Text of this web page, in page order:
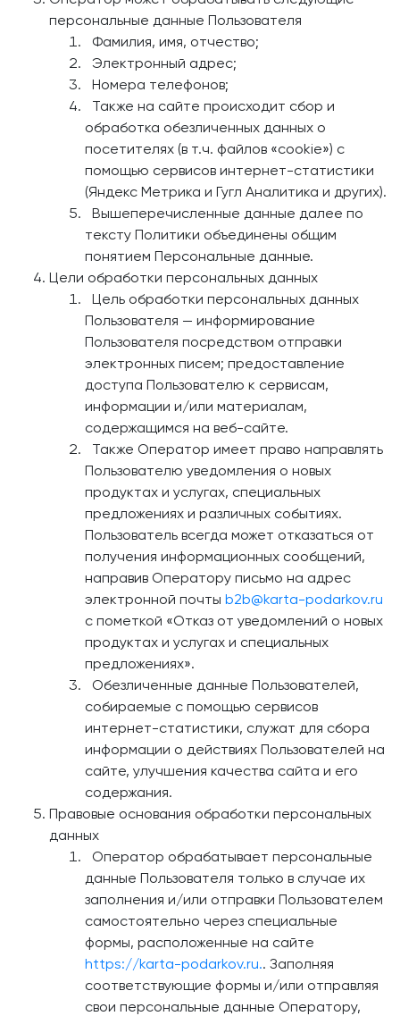
персональные данные Пользователя
Фамилия, имя, отчество;
Электронный адрес;
Номера телефонов;
Также на сайте происходит сбор и
обработка обезличенных данных о
посетителях (в т.ч. файлов «cookie») с
помощью сервисов интернет-статистики
(Яндекс Метрика и Гугл Аналитика и других).
Вышеперечисленные данные далее по
тексту Политики объединены общим
понятием Персональные данные.
Цели обработки персональных данных
Цель обработки персональных данных
Пользователя — информирование
Пользователя посредством отправки
электронных писем; предоставление
доступа Пользователю к сервисам,
информации и/или материалам,
содержащимся на веб-сайте.
Также Оператор имеет право направлять
Пользователю уведомления о новых
продуктах и услугах, специальных
предложениях и различных событиях.
Пользователь всегда может отказаться от
получения информационных сообщений,
направив Оператору письмо на адрес
электронной почты b2b@karta-podarkov.ru
с пометкой «Отказ от уведомлений о новых
продуктах и услугах и специальных
предложениях».
Обезличенные данные Пользователей,
собираемые с помощью сервисов
интернет-статистики, служат для сбора
информации о действиях Пользователей на
сайте, улучшения качества сайта и его
содержания.
Правовые основания обработки персональных
данных
Оператор обрабатывает персональные
данные Пользователя только в случае их
заполнения и/или отправки Пользователем
самостоятельно через специальные
формы, расположенные на сайте
https://karta-podarkov.ru.. Заполняя
соответствующие формы и/или отправляя
свои персональные данные Оператору,